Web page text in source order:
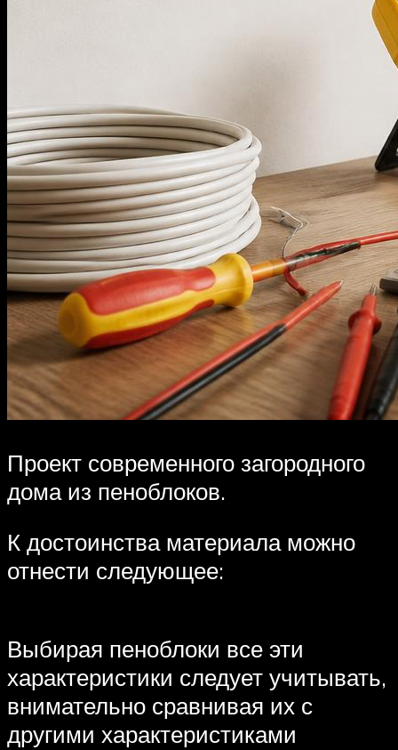
Проект современного загородного
дома из пеноблоков.
К достоинства материала можно
отнести следующее:
Выбирая пеноблоки все эти
характеристики следует учитывать,
внимательно сравнивая их с
другими характеристиками